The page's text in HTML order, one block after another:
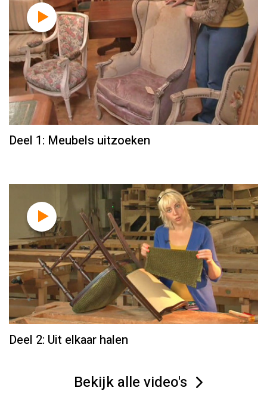
Deel 1: Meubels uitzoeken
Deel 2: Uit elkaar halen
Bekijk alle video's